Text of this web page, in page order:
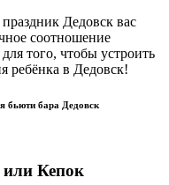
Дедовск вас
соотношение
того, чтобы устроить
ребёнка в Дедовск!
бьюти бара Дедовск
или Кепок